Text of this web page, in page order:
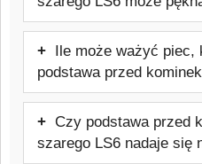
hartowanego ESG
pracy w pobliżu
odporna na
temperatur.
Podstawa przed
szarego LS6 jest
odporna na
jednak może ulec
bardzo silnego
nacisku na krawędź.
Ile może ważyć
podstawa przed
Nośność zależy od
Podstawa przed
szarego LS6
Czy podstawa przed
szarego LS6 nadaje się